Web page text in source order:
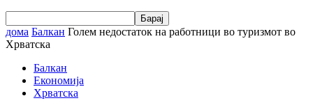
дома Балкан Голем недостаток на работници во туризмот во
Хрватска
Балкан
Економија
Хрватска